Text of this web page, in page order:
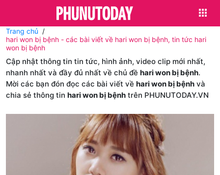
Trang chủ
hari won bị bệnh - các bài viết về hari won bị bệnh, tin tức hari
won bị bệnh
Cập nhật thông tin tin tức, hình ảnh, video clip mới nhất,
nhanh nhất và đầy đủ nhất về chủ đề hari won bị bệnh.
Mời các bạn đón đọc các bài viết về hari won bị bệnh và
chia sẻ thông tin hari won bị bệnh trên PHUNUTODAY.VN